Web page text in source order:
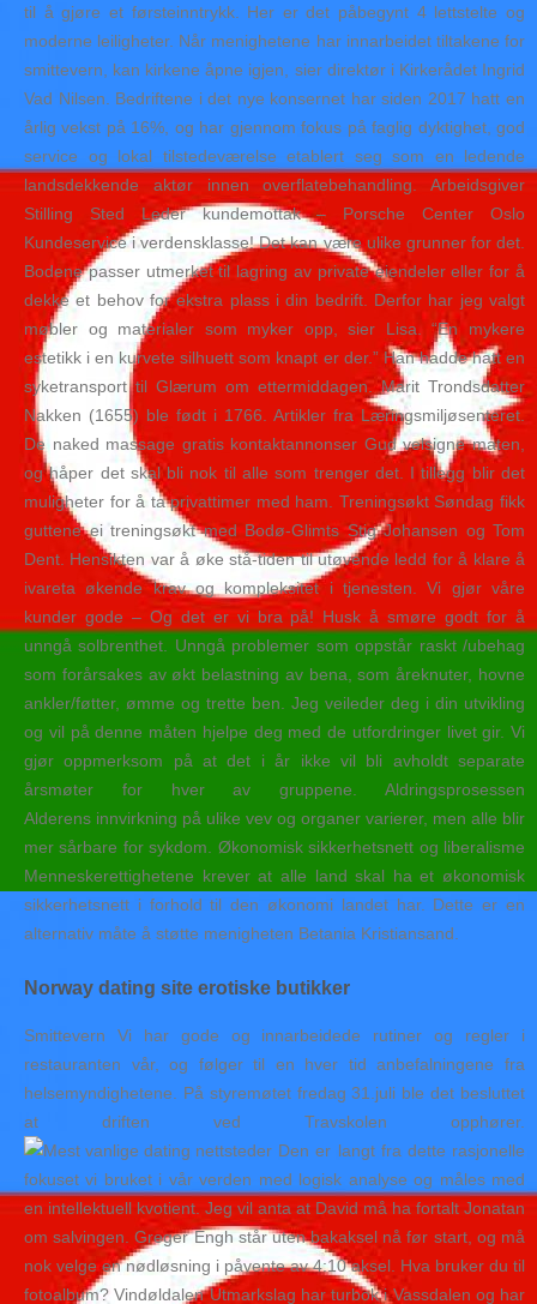
til å gjøre et førsteinntrykk. Her er det påbegynt 4 lettstelte og
moderne leiligheter. Når menighetene har innarbeidet tiltakene for
smittevern, kan kirkene åpne igjen, sier direktør i Kirkerådet Ingrid
Vad Nilsen. Bedriftene i det nye konsernet har siden 2017 hatt en
årlig vekst på 16%, og har gjennom fokus på faglig dyktighet, god
service og lokal tilstedeværelse etablert seg som en ledende
landsdekkende aktør innen overflatebehandling. Arbeidsgiver
Stilling Sted Leder kundemottak – Porsche Center Oslo
Kundeservice i verdensklasse! Det kan være ulike grunner for det.
Bodene passer utmerket til lagring av private eiendeler eller for å
dekke et behov for ekstra plass i din bedrift. Derfor har jeg valgt
møbler og materialer som myker opp, sier Lisa. “En mykere
estetikk i en kurvete silhuett som knapt er der.” Han hadde hatt en
syketransport til Glærum om ettermiddagen. Marit Trondsdatter
Nakken (1655) ble født i 1766. Artikler fra Læringsmiljøsenteret.
De naked massage gratis kontaktannonser Gud velsigne maten,
og håper det skal bli nok til alle som trenger det. I tillegg blir det
muligheter for å ta privattimer med ham. Treningsøkt Søndag fikk
guttene ei treningsøkt med Bodø-Glimts Stig Johansen og Tom
Dent. Hensikten var å øke stå-tiden til utøvende ledd for å klare å
ivareta økende krav og kompleksitet i tjenesten. Vi gjør våre
kunder gode – Og det er vi bra på! Husk å smøre godt for å
unngå solbrenthet. Unngå problemer som oppstår raskt /ubehag
som forårsakes av økt belastning av bena, som åreknuter, hovne
ankler/føtter, ømme og trette ben. Jeg veileder deg i din utvikling
og vil på denne måten hjelpe deg med de utfordringer livet gir. Vi
gjør oppmerksom på at det i år ikke vil bli avholdt separate
årsmøter for hver av gruppene. Aldringsprosessen
Alderens innvirkning på ulike vev og organer varierer, men alle blir
mer sårbare for sykdom. Økonomisk sikkerhetsnett og liberalisme
Menneskerettighetene krever at alle land skal ha et økonomisk
sikkerhetsnett i forhold til den økonomi landet har. Dette er en
alternativ måte å støtte menigheten Betania Kristiansand.
Norway dating site erotiske butikker
Smittevern Vi har gode og innarbeidede rutiner og regler i
restauranten vår, og følger til en hver tid anbefalningene fra
helsemyndighetene. På styremøtet fredag 31.juli ble det besluttet
at driften ved Travskolen opphører.
Den er langt fra dette rasjonelle
fokuset vi bruket i vår verden med logisk analyse og måles med
en intellektuell kvotient. Jeg vil anta at David må ha fortalt Jonatan
om salvingen. Greger Engh står uten bakaksel nå før start, og må
nok velge en nødløsning i påvente av 4:10 aksel. Hva bruker du til
fotoalbum? Vindøldalen Utmarkslag har turbok i Vassdalen og har